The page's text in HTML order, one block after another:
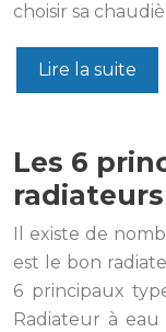
choisir sa
Lire la suite
Les 6
radiateurs
Il existe de
est le bon
6 principaux
Radiateur à